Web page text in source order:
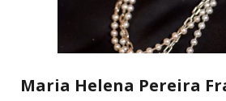
Maria Helena Pereira